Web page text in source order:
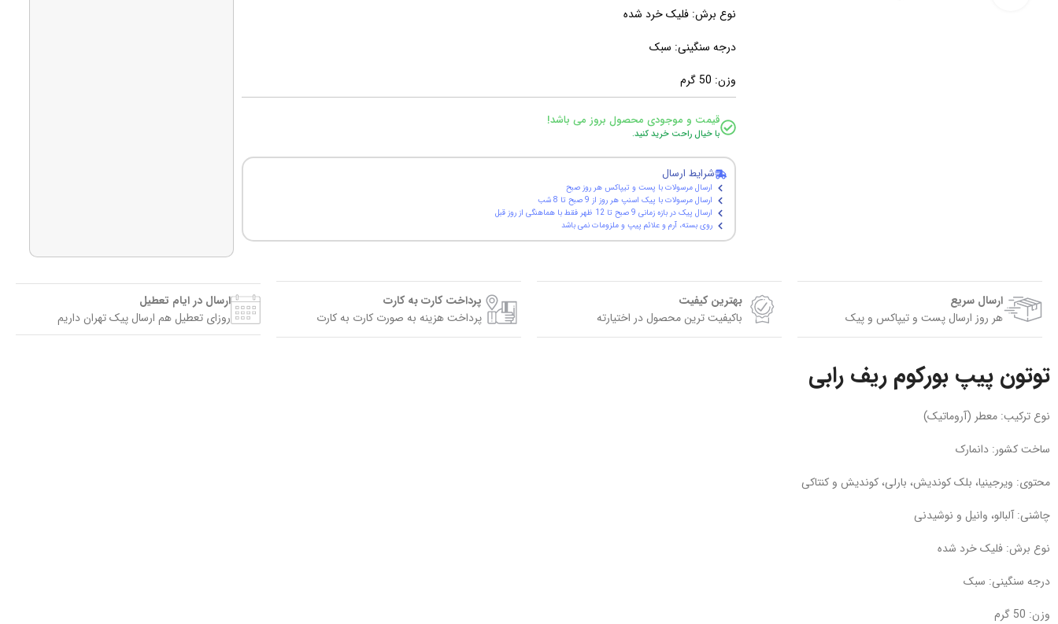
نوع برش: فلیک خرد شده
درجه سنگینی: سبک
وزن: 50 گرم
قیمت و موجودی محصول بروز می باشد!
با خیال راحت خرید کنید.
شرایط ارسال
ارسال مرسولات با پست و تیپاکس هر روز صبح
ارسال مرسولات با پیک اسنپ هر روز از 9 صبح تا 8 شب
ارسال پیک در بازه زمانی 9 صبح تا 12 ظهر فقط با هماهنگی از روز قبل
روی بسته، آرم و علائم پیپ و ملزومات نمی باشد
ارسال سریع
هر روز ارسال پست و تیپاکس و پیک
بهترین کیفیت
باکیفیت ترین محصول در اختیارته
پرداخت کارت به کارت
پرداخت هزینه به صورت کارت به کارت
ارسال در ایام تعطیل
روزای تعطیل هم ارسال پیک تهران داریم
توتون پیپ بورکوم ریف رابی
نوع ترکیب: معطر (آروماتیک)
ساخت کشور: دانمارک
محتوی: ویرجینیا، بلک کوندیش، بارلی، کوندیش و کنتاکی
چاشنی: آلبالو، وانیل و نوشیدنی
نوع برش: فلیک خرد شده
درجه سنگینی: سبک
وزن: 50 گرم